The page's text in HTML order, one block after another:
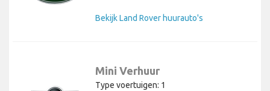
Bekijk Land Rover huurauto's
Mini Verhuur
Type voertuigen: 1